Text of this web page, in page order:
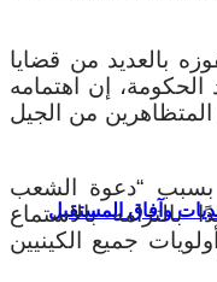
وآفاق المستقبل
بالعديد من قضايا
إن اهتمامه
المتظاهرين من الجيل
بسبب “دعوة الشعب
بالاستماع
جميع الكينيين